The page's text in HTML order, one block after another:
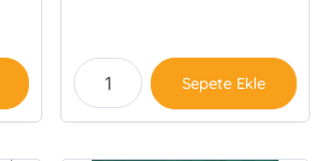
Sepete Ekle